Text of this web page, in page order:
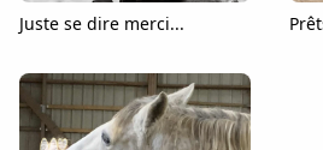
Juste se dire merci...